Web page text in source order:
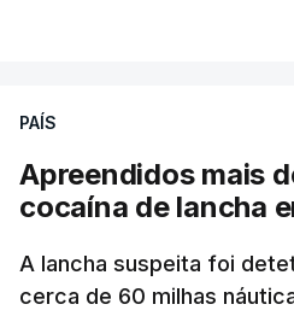
PAÍS
Apreendidos mais
cocaína de lancha
A lancha suspeita foi
cerca de 60 milhas